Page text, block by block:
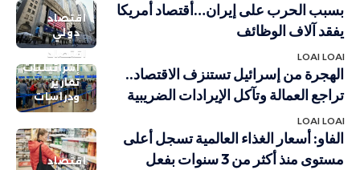
اقتصاد
دولي
بسبب الحرب على إيران…أقتصاد أمريكا
يفقد آلاف الوظائف
LOAI LOAI
اقتصاد
إسرائيليات
تقارير
ودراسات
الهجرة من إسرائيل تستنزف الاقتصاد..
تراجع العمالة وتآكل الإيرادات الضريبية
LOAI LOAI
اقتصاد
الفاو: أسعار الغذاء العالمية تسجل أعلى
مستوى منذ أكثر من 3 سنوات بفعل